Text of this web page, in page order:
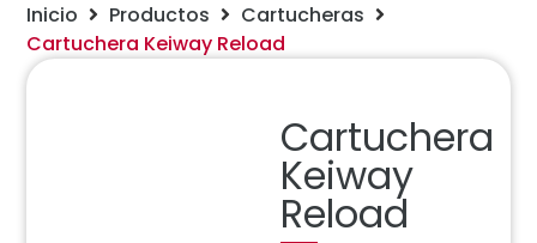
Inicio Productos
Cartucheras
Cartuchera Keiway Reload
Cartuchera
Keiway
Reload